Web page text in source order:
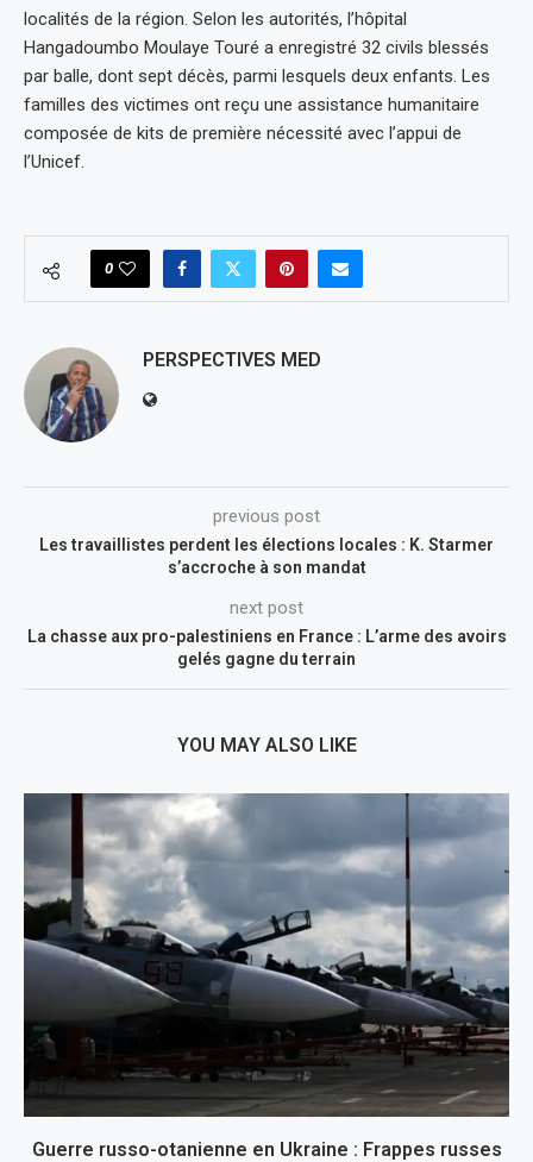
localités de la région. Selon les autorités, l’hôpital
Hangadoumbo Moulaye Touré a enregistré 32 civils blessés
par balle, dont sept décès, parmi lesquels deux enfants. Les
familles des victimes ont reçu une assistance humanitaire
composée de kits de première nécessité avec l’appui de
l’Unicef.
0
PERSPECTIVES MED
previous post
Les travaillistes perdent les élections locales : K. Starmer
s’accroche à son mandat
next post
La chasse aux pro-palestiniens en France : L’arme des avoirs
gelés gagne du terrain
YOU MAY ALSO LIKE
Guerre russo-otanienne en Ukraine : Frappes russes